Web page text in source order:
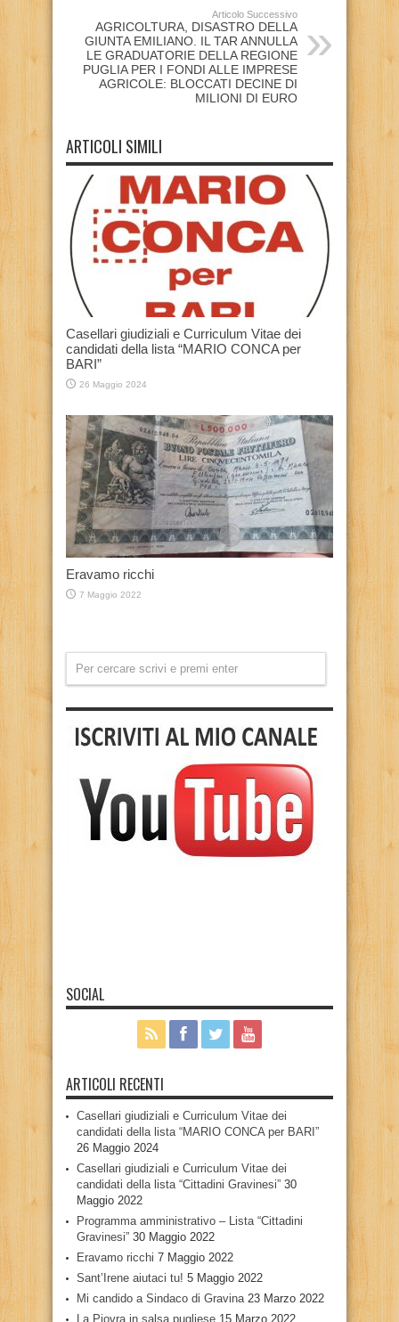
Articolo Successivo
AGRICOLTURA, DISASTRO DELLA
GIUNTA EMILIANO. IL TAR ANNULLA
LE GRADUATORIE DELLA REGIONE
PUGLIA PER I FONDI ALLE IMPRESE
AGRICOLE: BLOCCATI DECINE DI
MILIONI DI EURO
ARTICOLI SIMILI
Casellari giudiziali e Curriculum Vitae dei
candidati della lista “MARIO CONCA per
BARI”
26 Maggio 2024
Eravamo ricchi
7 Maggio 2022
SOCIAL
ARTICOLI RECENTI
Casellari giudiziali e Curriculum Vitae dei
candidati della lista “MARIO CONCA per BARI”
26 Maggio 2024
Casellari giudiziali e Curriculum Vitae dei
candidati della lista “Cittadini Gravinesi” 30
Maggio 2022
Programma amministrativo – Lista “Cittadini
Gravinesi” 30 Maggio 2022
Eravamo ricchi 7 Maggio 2022
Sant’Irene aiutaci tu! 5 Maggio 2022
Mi candido a Sindaco di Gravina 23 Marzo 2022
La Piovra in salsa pugliese 15 Marzo 2022